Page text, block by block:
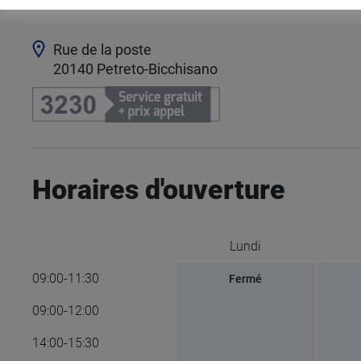
Rue de la poste
20140 Petreto-Bicchisano
Horaires d'ouverture
Lundi
09:00-11:30 Fermé
09:00-12:00
14:00-15:30